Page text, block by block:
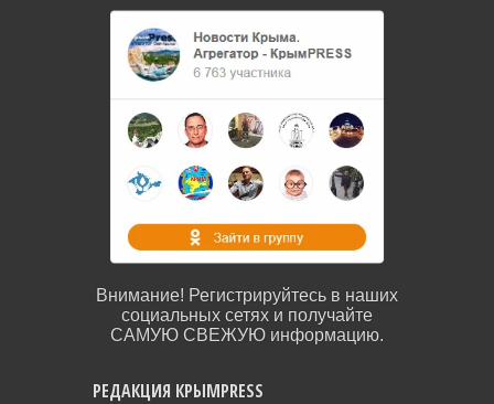
Внимание! Регистрируйтесь в наших
социальных сетях и получайте
САМУЮ СВЕЖУЮ информацию.
РЕДАКЦИЯ КРЫМPRESS